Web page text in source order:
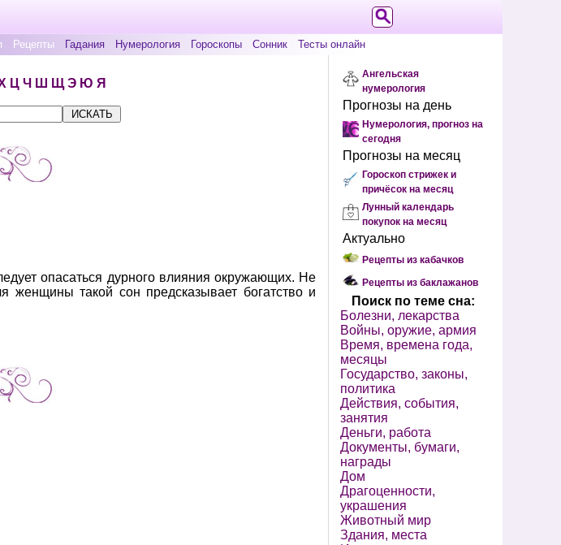
Рецепты Гадания Нумерология Гороскопы Сонник Тесты онлайн
Ц Ч Ш Щ Э Ю Я
опасаться дурного влияния окружающих. Не
женщины такой сон предсказывает богатство и
Ангельская
нумерология
Прогнозы на день
Нумерология, прогноз на
сегодня
Прогнозы на месяц
Гороскоп стрижек и
причёсок на месяц
Лунный календарь
покупок на месяц
Актуально
Рецепты из кабачков
Рецепты из баклажанов
Поиск по теме сна:
Болезни, лекарства
Войны, оружие, армия
Время, времена года,
месяцы
Государство, законы,
политика
Действия, события,
занятия
Деньги, работа
Документы, бумаги,
награды
Дом
Драгоценности,
украшения
Животный мир
Здания, места